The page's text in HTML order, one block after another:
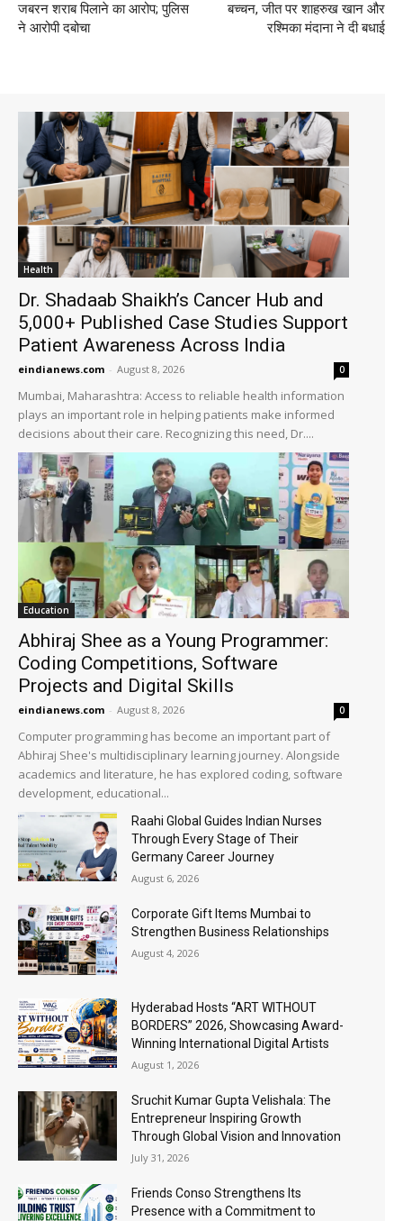
जबरन शराब पिलाने का आरोप; पुलिस
ने आरोपी दबोचा
बच्चन, जीत पर शाहरुख खान और
रश्मिका मंदाना ने दी बधाई
Health
Dr. Shadaab Shaikh’s Cancer Hub and
5,000+ Published Case Studies Support
Patient Awareness Across India
eindianews.com - August 8, 2026 0
Mumbai, Maharashtra: Access to reliable health information
plays an important role in helping patients make informed
decisions about their care. Recognizing this need, Dr....
Education
Abhiraj Shee as a Young Programmer:
Coding Competitions, Software
Projects and Digital Skills
eindianews.com - August 8, 2026 0
Computer programming has become an important part of
Abhiraj Shee's multidisciplinary learning journey. Alongside
academics and literature, he has explored coding, software
development, educational...
Raahi Global Guides Indian Nurses
Through Every Stage of Their
Germany Career Journey
August 6, 2026
Corporate Gift Items Mumbai to
Strengthen Business Relationships
August 4, 2026
Hyderabad Hosts “ART WITHOUT
BORDERS” 2026, Showcasing Award-
Winning International Digital Artists
August 1, 2026
Sruchit Kumar Gupta Velishala: The
Entrepreneur Inspiring Growth
Through Global Vision and Innovation
July 31, 2026
Friends Conso Strengthens Its
Presence with a Commitment to